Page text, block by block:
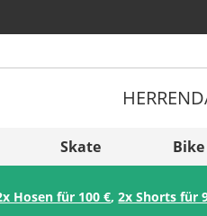
Slovenija
België (Nederlands)
HERREN
Skate Bike
Hosen für 100 €,2x Shorts für